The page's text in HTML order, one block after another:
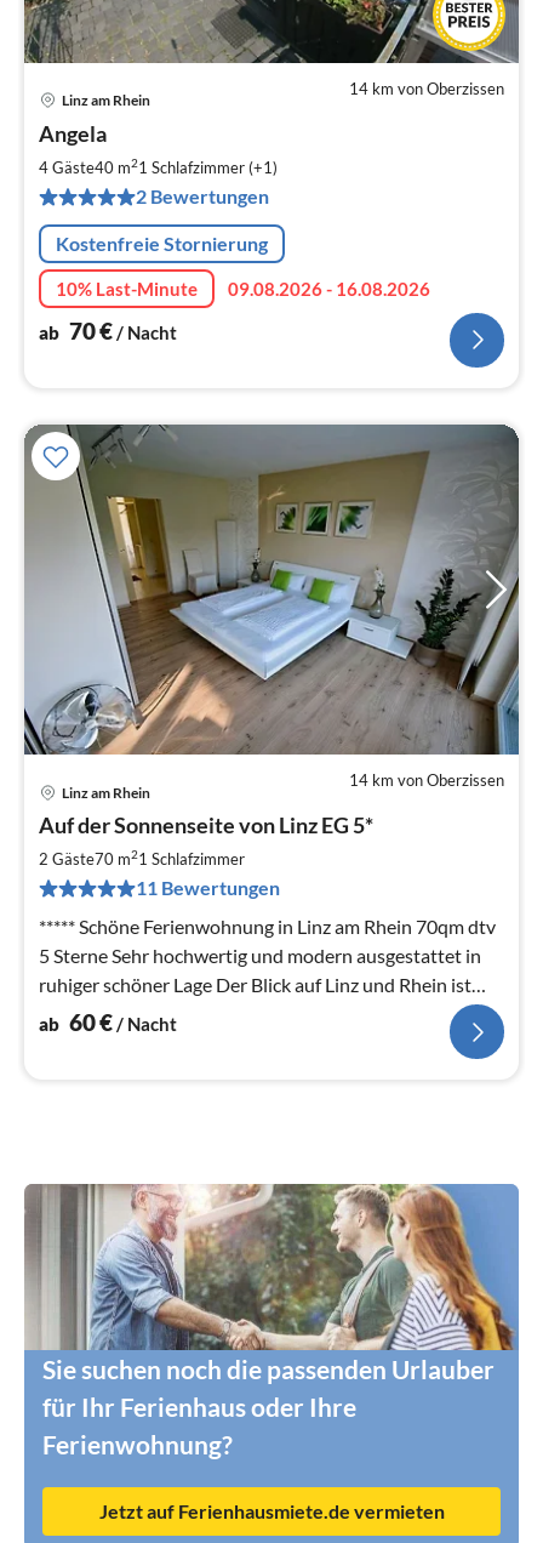
14 km von Oberzissen
Linz am Rhein
Angela
4 Gäste40 m21 Schlafzimmer (+1)
2 Bewertungen
Kostenfreie Stornierung
10% Last-Minute
09.08.2026 - 16.08.2026
ab 70€/ Nacht
14 km von Oberzissen
Linz am Rhein
Auf der Sonnenseite von Linz EG 5*
2 Gäste70 m21 Schlafzimmer
11 Bewertungen
***** Schöne Ferienwohnung in Linz am Rhein 70qm dtv
5 Sterne Sehr hochwertig und modern ausgestattet in
ruhiger schöner Lage Der Blick auf Linz und Rhein ist
Erholung pur
ab 60€/ Nacht
Sie suchen noch die passenden Urlauber
für Ihr Ferienhaus oder Ihre
Ferienwohnung?
Jetzt auf Ferienhausmiete.de vermieten